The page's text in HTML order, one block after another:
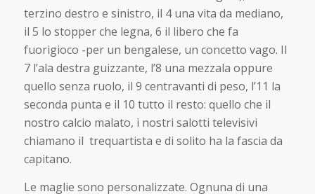
terzino destro e sinistro, il 4 una vita da mediano,
il 5 lo stopper che legna, 6 il libero che fa
fuorigioco -per un bengalese, un concetto vago. Il
7 l’ala destra guizzante, l’8 una mezzala oppure
quello senza ruolo, il 9 centravanti di peso, l’11 la
seconda punta e il 10 tutto il resto: quello che il
nostro calcio malato, i nostri salotti televisivi
chiamano il trequartista e di solito ha la fascia da
capitano.
Le maglie sono personalizzate. Ognuna di una